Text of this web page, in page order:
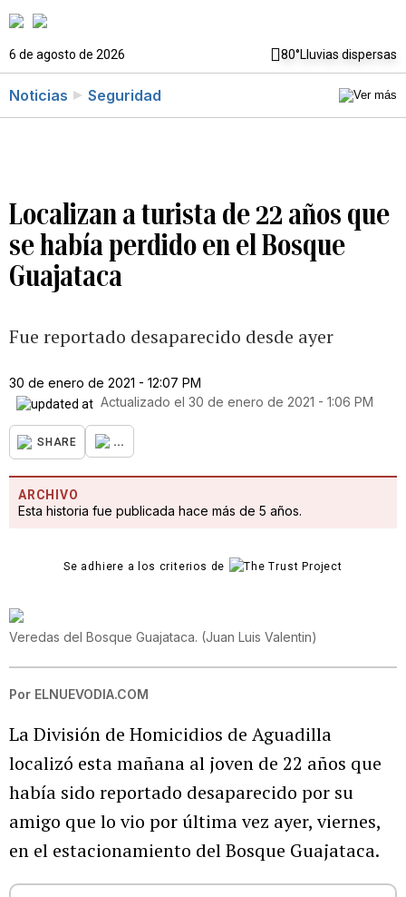
6 de agosto de 2026 80°Lluvias dispersas
Noticias Seguridad
Localizan a turista de 22 años que
se había perdido en el Bosque
Guajataca
Fue reportado desaparecido desde ayer
30 de enero de 2021 - 12:07 PM
Actualizado el 30 de enero de 2021 - 1:06 PM
SHARE ...
ARCHIVO
Esta historia fue publicada hace más de 5 años.
Se adhiere a los criterios de
Veredas del Bosque Guajataca. (Juan Luis Valentin)
Por ELNUEVODIA.COM
La División de Homicidios de Aguadilla
localizó esta mañana al joven de 22 años que
había sido reportado desaparecido por su
amigo que lo vio por última vez ayer, viernes,
en el estacionamiento del Bosque Guajataca.